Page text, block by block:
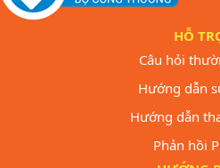
HỖ
Câu hỏi
Hướng dẫn
Hướng dẫn
Phản hồi